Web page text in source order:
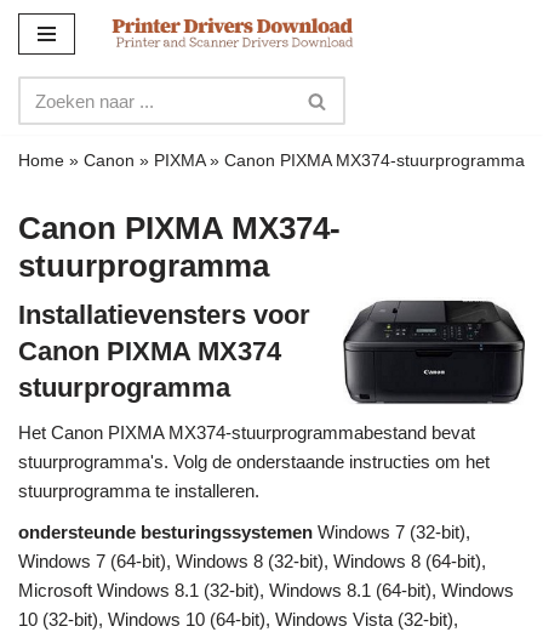
naar
de
inhoud
Home » Canon » PIXMA» Canon PIXMA MX374-stuurprogramma
Canon PIXMA MX374-
stuurprogramma
Installatievensters voor
Canon PIXMA MX374
stuurprogramma
Het Canon PIXMA MX374-stuurprogrammabestand bevat
stuurprogramma's. Volg de onderstaande instructies om het
stuurprogramma te installeren.
ondersteunde besturingssystemen Windows 7 (32-bit),
Windows 7 (64-bit), Windows 8 (32-bit), Windows 8 (64-bit),
Microsoft Windows 8.1 (32-bit), Windows 8.1 (64-bit), Windows
10 (32-bit), Windows 10 (64-bit), Windows Vista (32-bit),